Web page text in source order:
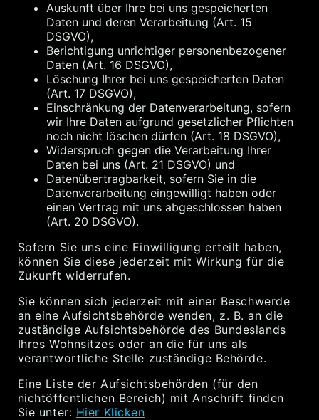
Auskunft über Ihre bei uns gespeicherten
Daten und deren Verarbeitung (Art. 15
DSGVO),
Berichtigung unrichtiger personenbezogener
Daten (Art. 16 DSGVO),
Löschung Ihrer bei uns gespeicherten Daten
(Art. 17 DSGVO),
Einschränkung der Datenverarbeitung, sofern
wir Ihre Daten aufgrund gesetzlicher Pflichten
noch nicht löschen dürfen (Art. 18 DSGVO),
Widerspruch gegen die Verarbeitung Ihrer
Daten bei uns (Art. 21 DSGVO) und
Datenübertragbarkeit, sofern Sie in die
Datenverarbeitung eingewilligt haben oder
einen Vertrag mit uns abgeschlossen haben
(Art. 20 DSGVO).
Sofern Sie uns eine Einwilligung erteilt haben,
können Sie diese jederzeit mit Wirkung für die
Zukunft widerrufen.
Sie können sich jederzeit mit einer Beschwerde
an eine Aufsichtsbehörde wenden, z. B. an die
zuständige Aufsichtsbehörde des Bundeslands
Ihres Wohnsitzes oder an die für uns als
verantwortliche Stelle zuständige Behörde.
Eine Liste der Aufsichtsbehörden (für den
nichtöffentlichen Bereich) mit Anschrift finden
Sie unter: Hier Klicken